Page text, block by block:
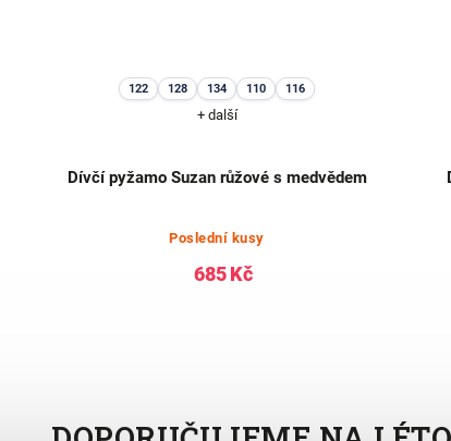
122 128 134 110 116
+ další
Dívčí pyžamo Suzan růžové s medvědem
Poslední kusy
685 Kč